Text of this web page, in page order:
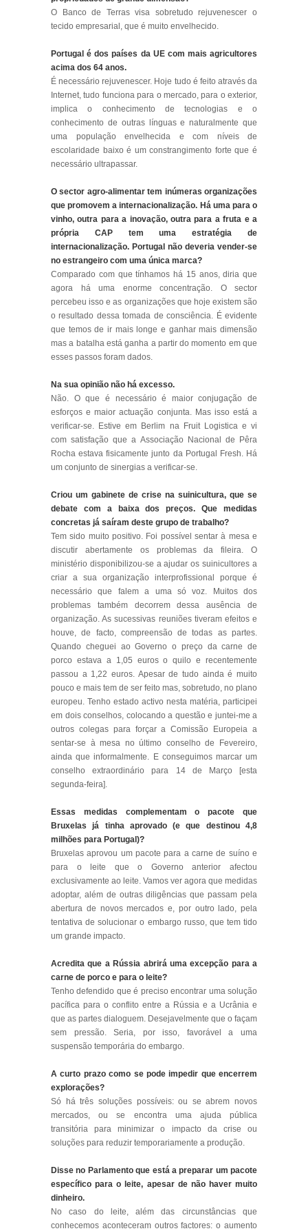
O Banco de Terras visa sobretudo rejuvenescer o
tecido empresarial, que é muito envelhecido.
Portugal é dos países da UE com mais agricultores
acima dos 64 anos.
É necessário rejuvenescer. Hoje tudo é feito através da
Internet, tudo funciona para o mercado, para o exterior,
implica o conhecimento de tecnologias e o
conhecimento de outras línguas e naturalmente que
uma população envelhecida e com níveis de
escolaridade baixo é um constrangimento forte que é
necessário ultrapassar.
O sector agro-alimentar tem inúmeras organizações
que promovem a internacionalização. Há uma para o
vinho, outra para a inovação, outra para a fruta e a
própria CAP tem uma estratégia de
internacionalização. Portugal não deveria vender-se
no estrangeiro com uma única marca?
Comparado com que tínhamos há 15 anos, diria que
agora há uma enorme concentração. O sector
percebeu isso e as organizações que hoje existem são
o resultado dessa tomada de consciência. É evidente
que temos de ir mais longe e ganhar mais dimensão
mas a batalha está ganha a partir do momento em que
esses passos foram dados.
Na sua opinião não há excesso.
Não. O que é necessário é maior conjugação de
esforços e maior actuação conjunta. Mas isso está a
verificar-se. Estive em Berlim na Fruit Logistica e vi
com satisfação que a Associação Nacional de Pêra
Rocha estava fisicamente junto da Portugal Fresh. Há
um conjunto de sinergias a verificar-se.
Criou um gabinete de crise na suinicultura, que se
debate com a baixa dos preços. Que medidas
concretas já saíram deste grupo de trabalho?
Tem sido muito positivo. Foi possível sentar à mesa e
discutir abertamente os problemas da fileira. O
ministério disponibilizou-se a ajudar os suinicultores a
criar a sua organização interprofissional porque é
necessário que falem a uma só voz. Muitos dos
problemas também decorrem dessa ausência de
organização. As sucessivas reuniões tiveram efeitos e
houve, de facto, compreensão de todas as partes.
Quando cheguei ao Governo o preço da carne de
porco estava a 1,05 euros o quilo e recentemente
passou a 1,22 euros. Apesar de tudo ainda é muito
pouco e mais tem de ser feito mas, sobretudo, no plano
europeu. Tenho estado activo nesta matéria, participei
em dois conselhos, colocando a questão e juntei-me a
outros colegas para forçar a Comissão Europeia a
sentar-se à mesa no último conselho de Fevereiro,
ainda que informalmente. E conseguimos marcar um
conselho extraordinário para 14 de Março [esta
segunda-feira].
Essas medidas complementam o pacote que
Bruxelas já tinha aprovado (e que destinou 4,8
milhões para Portugal)?
Bruxelas aprovou um pacote para a carne de suíno e
para o leite que o Governo anterior afectou
exclusivamente ao leite. Vamos ver agora que medidas
adoptar, além de outras diligências que passam pela
abertura de novos mercados e, por outro lado, pela
tentativa de solucionar o embargo russo, que tem tido
um grande impacto.
Acredita que a Rússia abrirá uma excepção para a
carne de porco e para o leite?
Tenho defendido que é preciso encontrar uma solução
pacífica para o conflito entre a Rússia e a Ucrânia e
que as partes dialoguem. Desejavelmente que o façam
sem pressão. Seria, por isso, favorável a uma
suspensão temporária do embargo.
A curto prazo como se pode impedir que encerrem
explorações?
Só há três soluções possíveis: ou se abrem novos
mercados, ou se encontra uma ajuda pública
transitória para minimizar o impacto da crise ou
soluções para reduzir temporariamente a produção.
Disse no Parlamento que está a preparar um pacote
específico para o leite, apesar de não haver muito
dinheiro.
No caso do leite, além das circunstâncias que
conhecemos aconteceram outros factores: o aumento